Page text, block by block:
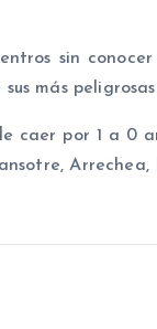
sin
más
caer por 1 a 0